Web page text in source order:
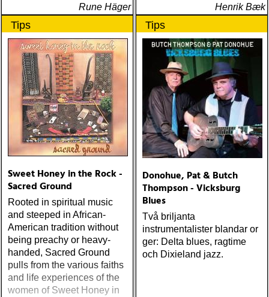
Rune Häger
Henrik Bæk
Tips
Sweet Honey in the Rock -
Sacred Ground
Rooted in spiritual music
and steeped in African-
American tradition without
being preachy or heavy-
handed, Sacred Ground
pulls from the various faiths
and life experiences of the
women of Sweet Honey in
Tips
Donohue, Pat & Butch
Thompson - Vicksburg
Blues
Två briljanta
instrumentalister blandar or
ger: Delta blues, ragtime
och Dixieland jazz.